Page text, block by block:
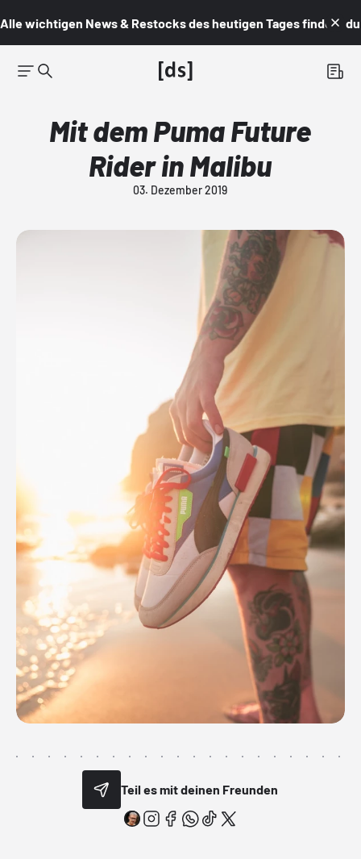
Alle wichtigen News & Restocks des heutigen Tages findest du
Mit dem Puma Future
Rider in Malibu
03. Dezember 2019
Teil es mit deinen Freunden